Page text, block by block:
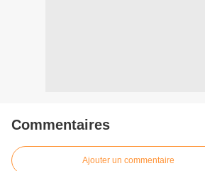
Commentaires
Ajouter un commentaire